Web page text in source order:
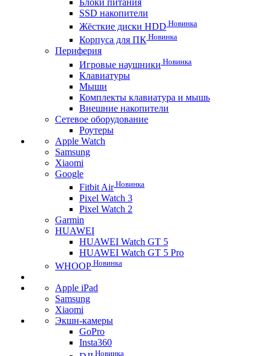
SSD накопители
Жёсткие диски HDD Новинка
Корпуса для ПК Новинка
Периферия
Игровые наушники Новинка
Клавиатуры
Мыши
Комплекты клавиатура и мышь
Внешние накопители
Сетевое оборудование
Роутеры
Apple Watch
Samsung
Xiaomi
Google
Fitbit AirНовинка
Pixel Watch 3
Pixel Watch 2
Garmin
HUAWEI
HUAWEI Watch GT 5
HUAWEI Watch GT 5 Pro
WHOOP Новинка
Apple iPad
Samsung
Xiaomi
Экшн-камеры
GoPro
Insta360
Новинка